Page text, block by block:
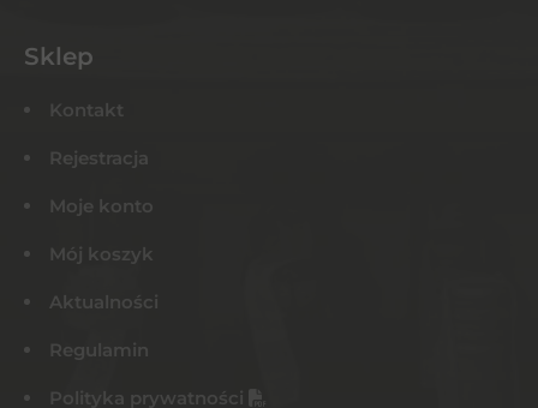
Sklep
Kontakt
Rejestracja
Moje konto
Mój koszyk
Aktualności
Regulamin
Polityka prywatności